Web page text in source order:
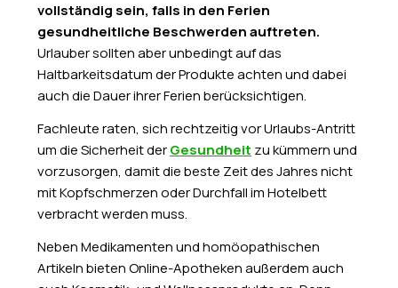
vollständig sein, falls in den Ferien
gesundheitliche Beschwerden auftreten.
Urlauber sollten aber unbedingt auf das
Haltbarkeitsdatum der Produkte achten und dabei
auch die Dauer ihrer Ferien berücksichtigen.
Fachleute raten, sich rechtzeitig vor Urlaubs-Antritt
um die Sicherheit derGesundheit zu kümmern und
vorzusorgen, damit die beste Zeit des Jahres nicht
mit Kopfschmerzen oder Durchfall im Hotelbett
verbracht werden muss.
Neben Medikamenten und homöopathischen
Artikeln bieten Online-Apotheken außerdem auch